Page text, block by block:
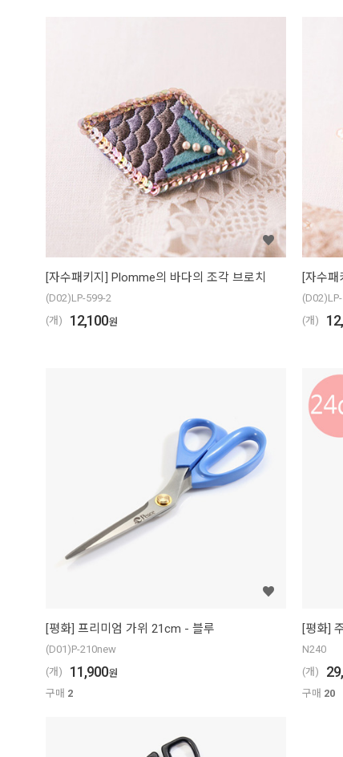
[자수패키지] Plomme의 바다의 조각 브로치
(D02)LP-599-2
(개)
12,100원
[자수
(개)
[평화] 프리미엄 가위 21cm - 블루
(D01)P-210new
(개)
11,900원
구매 2
[평화]
N240
(개)
구매 20